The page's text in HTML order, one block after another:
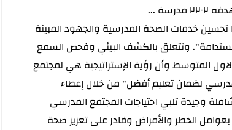
تحسينخدمات الصحة المدرسية والجهود المبينة
وتتعلق بالكشف البيئي وفحص السمع
المتوسط وأن رؤية الإستراتيجية هي لمجتمع
لضمان تعليم أفضل" من خلال إعطاء
وجيدة تلبي احتياجات المجتمع المدرسي
الخطر والأمراض وقادر على تعزيز صحة